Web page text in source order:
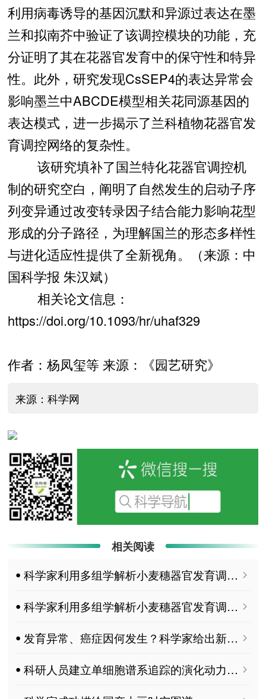
利用病毒诱导的基因沉默和异源过表达在墨
兰和拟南芥中验证了该调控模块的功能，充
分证明了其在花器官发育中的保守性和特异
性。此外，研究发现CsSEP4的表达异常会
影响墨兰中ABCDE模型相关花同源基因的
表达模式，进一步揭示了兰科植物花器官发
育调控网络的复杂性。
该研究填补了国兰特化花器官调控机
制的研究空白，阐明了自然发生的启动子序
列变异通过改变转录因子结合能力影响花型
形成的分子路径，为理解国兰的形态多样性
与进化适应性提供了全新视角。（来源：中
国科学报 朱汉斌）
相关论文信息：
https://doi.org/10.1093/hr/uhaf329
作者：杨凤玺等 来源：《园艺研究》
来源：科学网
相关阅读
ꔷ 科学家利用多组学解析小麦穗器官发育调控网络
ꔷ 科学家利用多组学解析小麦穗器官发育调控网络
ꔷ 发育异常、癌症因何发生？科学家给出新答案
ꔷ 科研人员建立单细胞谱系追踪的演化动力学推断框架